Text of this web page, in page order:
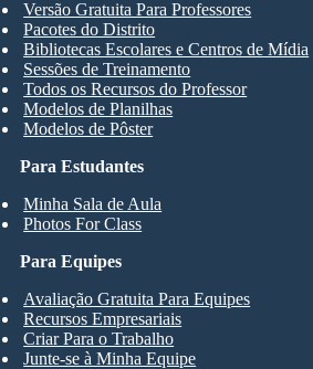
Para Estudantes
Minha Sala de Aula
Photos For Class
Versão Gratuita Para Professores
Pacotes do Distrito
Bibliotecas Escolares e Centros de Mídia
Sessões de Treinamento
Todos os Recursos do Professor
Modelos de Planilhas
Modelos de Pôster
Para Equipes
Avaliação Gratuita Para Equipes
Recursos Empresariais
Criar Para o Trabalho
Junte-se à Minha Equipe